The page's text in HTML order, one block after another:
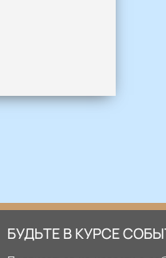
БУДЬТЕ В КУРСЕ